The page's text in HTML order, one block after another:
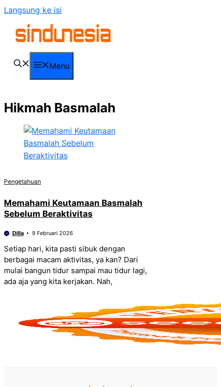
Langsung ke isi
Menu
Hikmah Basmalah
Pengetahuan
Memahami Keutamaan Basmalah
Sebelum Beraktivitas
Dilla 9 Februari 2026
Setiap hari, kita pasti sibuk dengan
berbagai macam aktivitas, ya kan? Dari
mulai bangun tidur sampai mau tidur lagi,
ada aja yang kita kerjakan. Nah,